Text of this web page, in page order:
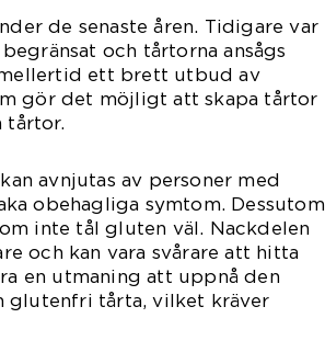
de senaste åren. Tidigare var
och tårtorna ansågs
ett brett utbud av
gör det möjligt att skapa tårtor
tårtor.
avnjutas av personer med
obehagliga symtom. Dessutom
inte tål gluten väl. Nackdelen
och kan vara svårare att hitta
en utmaning att uppnå den
glutenfri tårta, vilket kräver